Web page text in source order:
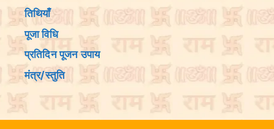
तिथियांँ
पूजा विधि
प्रतिदिन पूजन उपाय
मंत्र/स्तुति